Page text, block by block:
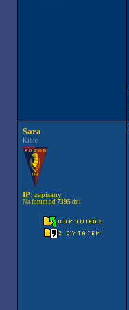
Sara
Kibic
IP: zapisany
Na forum od 7395 dni